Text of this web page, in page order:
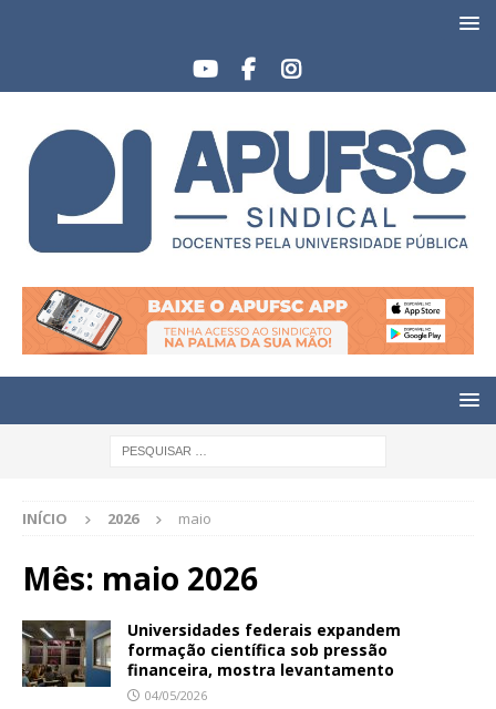
INÍCIO 2026 maio
Mês: maio 2026
Universidades federais expandem
formação científica sob pressão
financeira, mostra levantamento
04/05/2026